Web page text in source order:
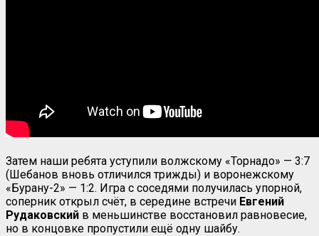
Затем наши ребята уступили волжскому «Торнадо» — 3:7
(Шебанов вновь отличился трижды) и воронежскому
«Бурану-2» — 1:2. Игра с соседями получилась упорной,
соперник открыл счёт, в середине встречи Евгений
Рудаковский в меньшинстве восстановил равновесие,
но в концовке пропустили ещё одну шайбу.